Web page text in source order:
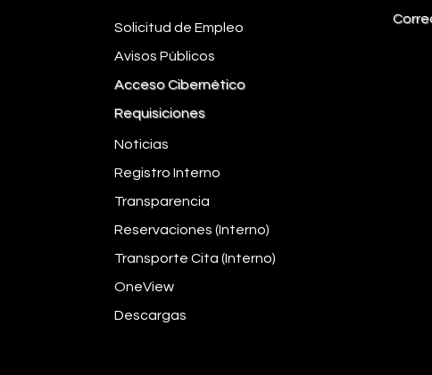
Solicitud de Empleo
Avisos Públicos
Acceso Cibernético
Requisiciones
Noticias
Registro Interno
Transparencia
Reservaciones (Interno)
Transporte Cita (Interno)
OneView
Descargas